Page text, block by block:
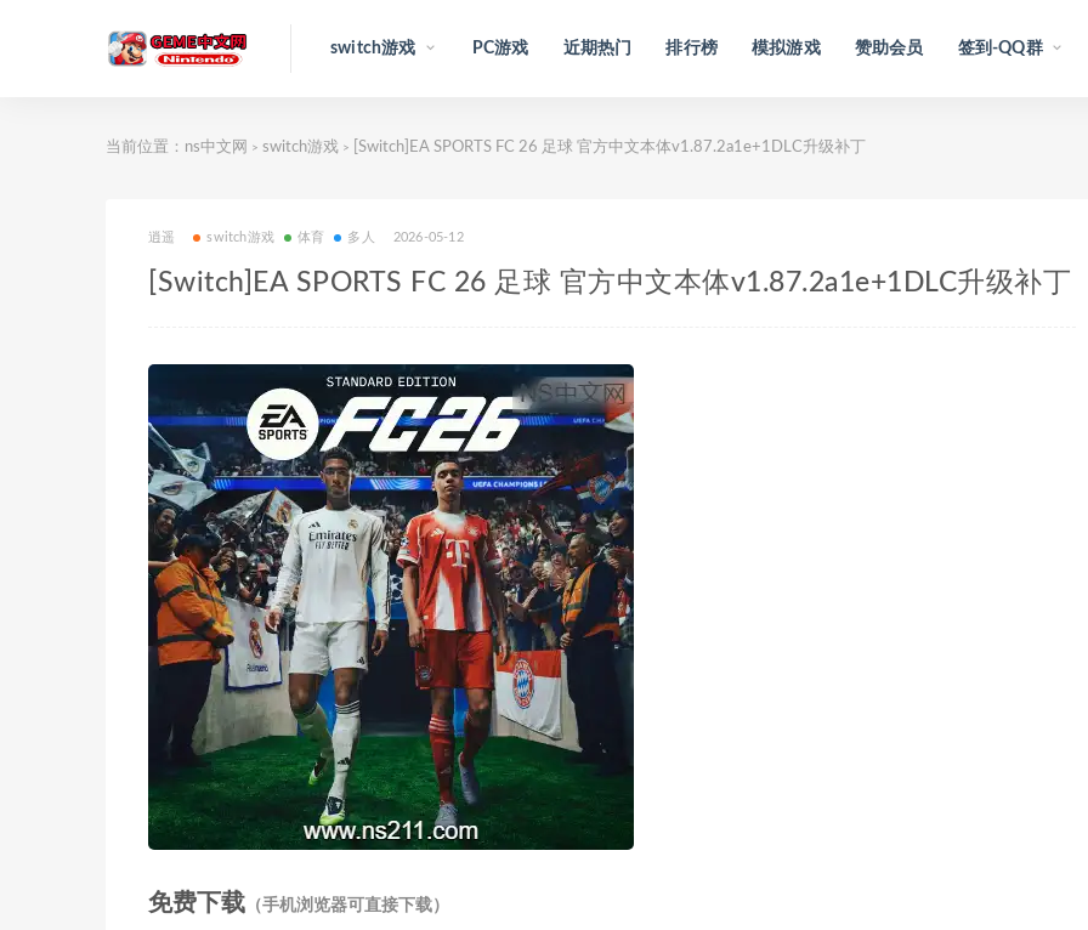
switch游戏 PC游戏 近期热门 排行榜 模拟游戏 赞助会员 签到-QQ群
当前位置： ns中文网 > switch游戏 > [Switch]EA SPORTS FC 26 足球 官方中文本体v1.87.2a1e+1DLC升级补丁
逍遥 switch游戏 体育 多人 2026-05-12
[Switch]EA SPORTS FC 26 足球 官方中文本体v1.87.2a1e+1DLC升级补丁
免费下载 （手机浏览器可直接下载）